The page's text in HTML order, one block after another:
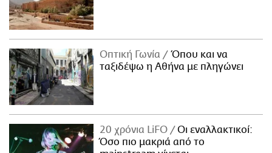
Οπτική Γωνία
Όπου και να
ταξιδέψω η Αθήνα με πληγώνει
20 χρόνια LiFO
Οι εναλλακτικοί:
Όσο πιο μακριά από το